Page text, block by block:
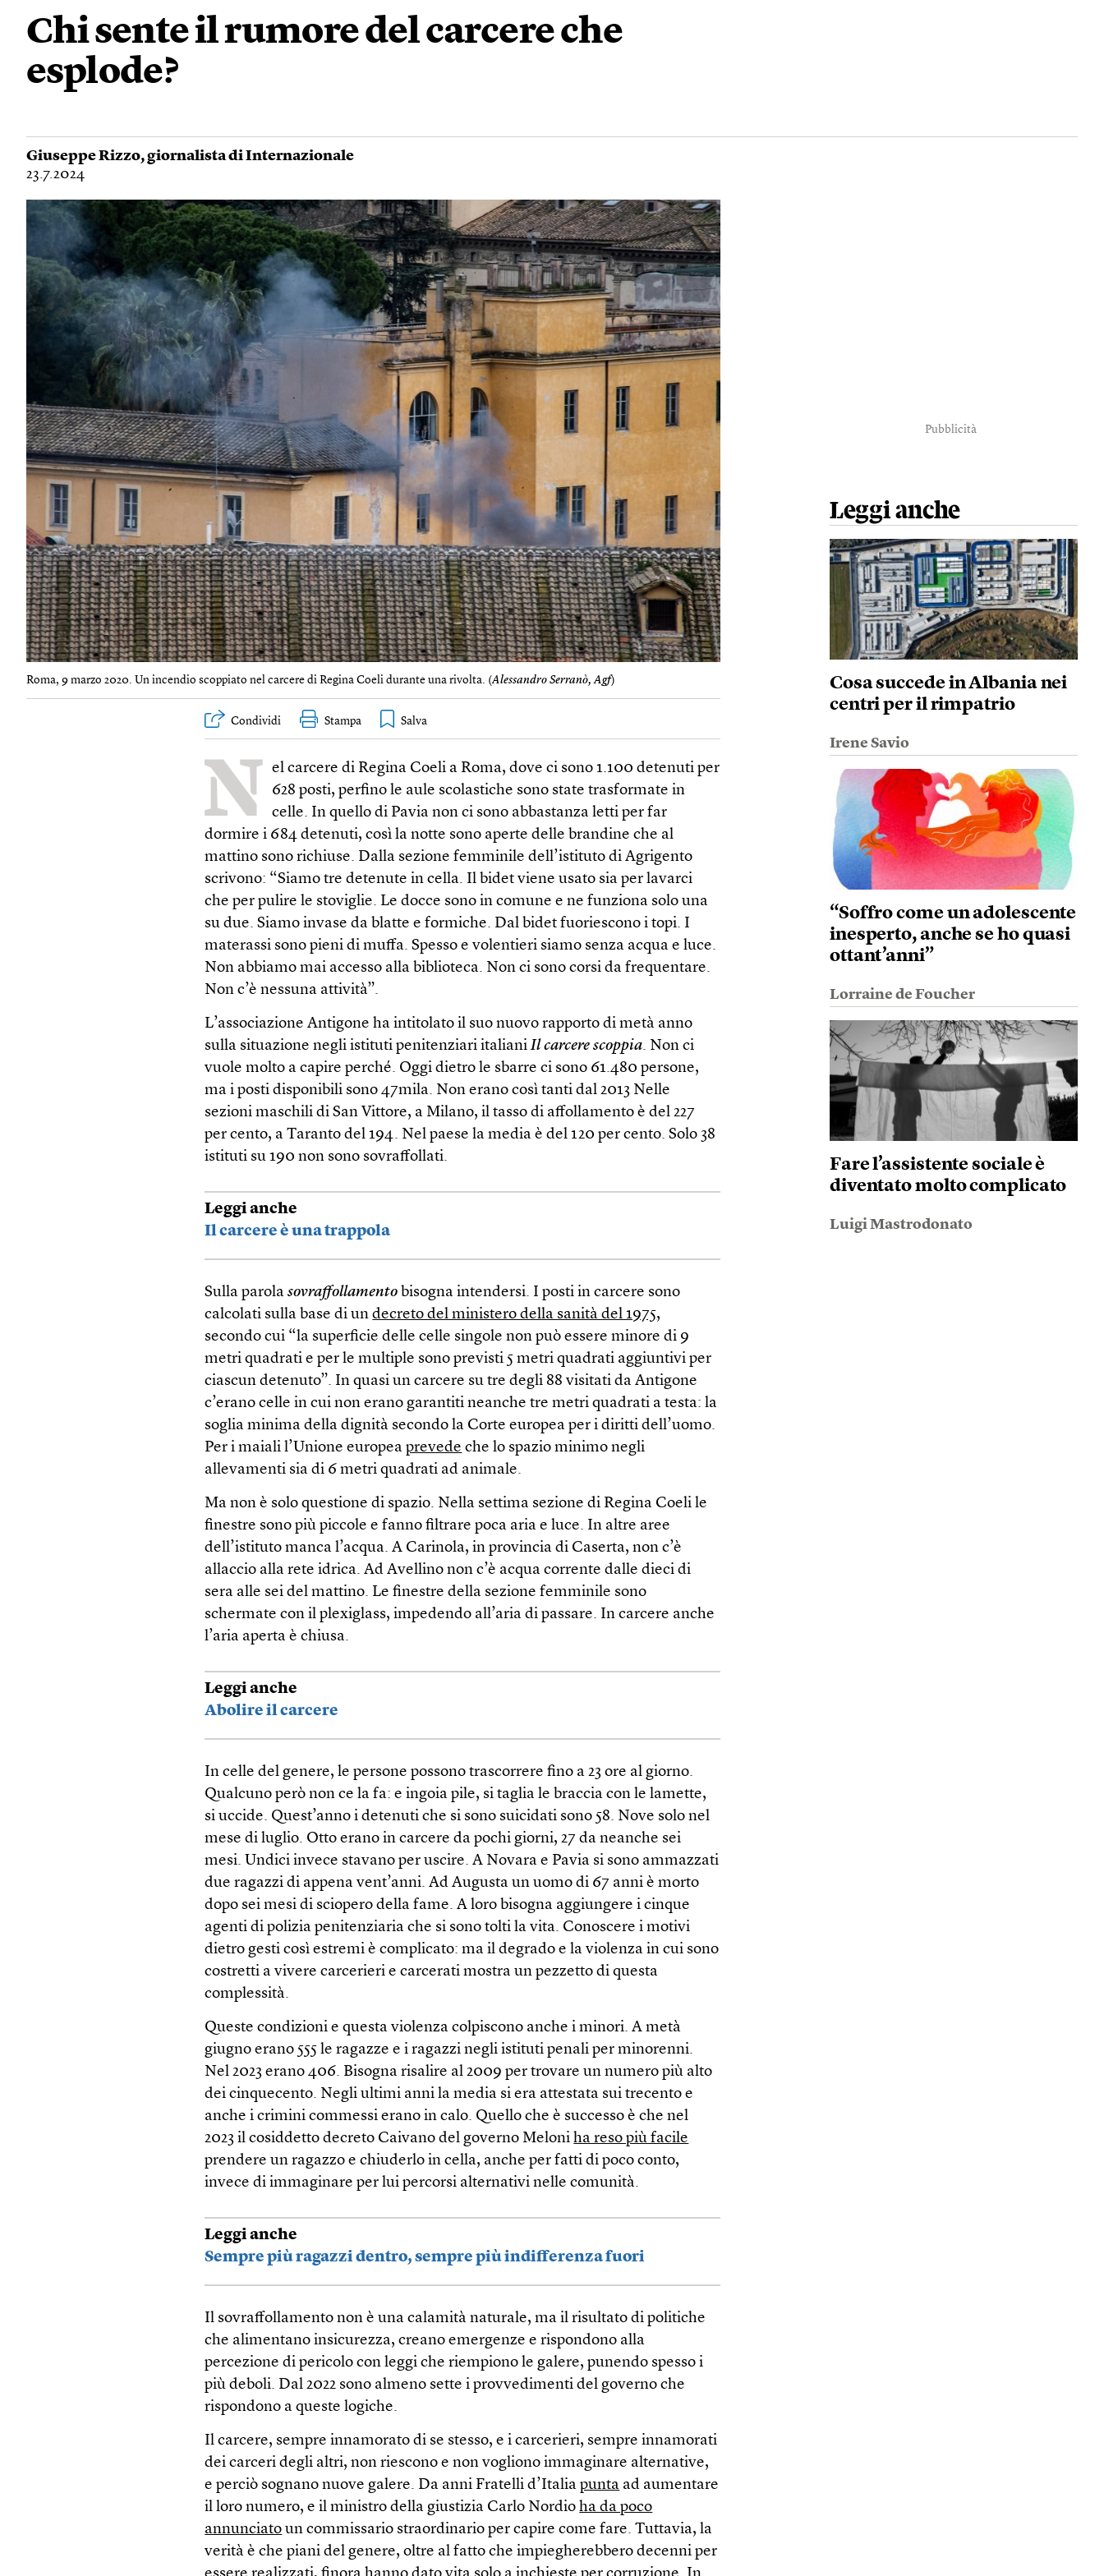
Chi sente il rumore del carcere che
esplode?
Giuseppe Rizzo, giornalista di Internazionale
23.7.2024
Roma, 9 marzo 2020. Un incendio scoppiato nel carcere di Regina Coeli durante una rivolta. (Alessandro Serranò, Agf)
Condividi Stampa
N el carcere di Regina Coeli a Roma, dove ci sono 1.100 detenuti per
628 posti, perfino le aule scolastiche sono state trasformate in
celle. In quello di Pavia non ci sono abbastanza letti per far
dormire i 684 detenuti, così la notte sono aperte delle brandine che al
mattino sono richiuse. Dalla sezione femminile dell’istituto di Agrigento
scrivono: “Siamo tre detenute in cella. Il bidet viene usato sia per lavarci
che per pulire le stoviglie. Le docce sono in comune e ne funziona solo una
su due. Siamo invase da blatte e formiche. Dal bidet fuoriescono i topi. I
materassi sono pieni di muffa. Spesso e volentieri siamo senza acqua e luce.
Non abbiamo mai accesso alla biblioteca. Non ci sono corsi da frequentare.
Non c’è nessuna attività”.
L’associazione Antigone ha intitolato il suo nuovo rapporto di metà anno
sulla situazione negli istituti penitenziari italianiIl carcere scoppia. Non ci
vuole molto a capire perché. Oggi dietro le sbarre ci sono 61.480 persone,
ma i posti disponibili sono 47mila. Non erano così tanti dal 2013 Nelle
sezioni maschili di San Vittore, a Milano, il tasso di affollamento è del 227
per cento, a Taranto del 194. Nel paese la media è del 120 per cento. Solo 38
istituti su 190 non sono sovraffollati.
Leggi anche
Il carcere è una trappola
Sulla parolasovraffollamento bisogna intendersi. I posti in carcere sono
calcolati sulla base di undecreto del ministero della sanità del 1975,
secondo cui “la superficie delle celle singole non può essere minore di 9
metri quadrati e per le multiple sono previsti 5 metri quadrati aggiuntivi per
ciascun detenuto”. In quasi un carcere su tre degli 88 visitati da Antigone
c’erano celle in cui non erano garantiti neanche tre metri quadrati a testa: la
soglia minima della dignità secondo la Corte europea per i diritti dell’uomo.
Per i maiali l’Unione europeaprevede che lo spazio minimo negli
allevamenti sia di 6 metri quadrati ad animale.
Ma non è solo questione di spazio. Nella settima sezione di Regina Coeli le
finestre sono più piccole e fanno filtrare poca aria e luce. In altre aree
dell’istituto manca l’acqua. A Carinola, in provincia di Caserta, non c’è
allaccio alla rete idrica. Ad Avellino non c’è acqua corrente dalle dieci di
sera alle sei del mattino. Le finestre della sezione femminile sono
schermate con il plexiglass, impedendo all’aria di passare. In carcere anche
l’aria aperta è chiusa.
Leggi anche
Abolire il carcere
In celle del genere, le persone possono trascorrere fino a 23 ore al giorno.
Qualcuno però non ce la fa: e ingoia pile, si taglia le braccia con le lamette,
si uccide. Quest’anno i detenuti che si sono suicidati sono 58. Nove solo nel
mese di luglio. Otto erano in carcere da pochi giorni, 27 da neanche sei
mesi. Undici invece stavano per uscire. A Novara e Pavia si sono ammazzati
due ragazzi di appena vent’anni. Ad Augusta un uomo di 67 anni è morto
dopo sei mesi di sciopero della fame. A loro bisogna aggiungere i cinque
agenti di polizia penitenziaria che si sono tolti la vita. Conoscere i motivi
dietro gesti così estremi è complicato: ma il degrado e la violenza in cui sono
costretti a vivere carcerieri e carcerati mostra un pezzetto di questa
complessità.
Queste condizioni e questa violenza colpiscono anche i minori. A metà
giugno erano 555 le ragazze e i ragazzi negli istituti penali per minorenni.
Nel 2023 erano 406. Bisogna risalire al 2009 per trovare un numero più alto
dei cinquecento. Negli ultimi anni la media si era attestata sui trecento e
anche i crimini commessi erano in calo. Quello che è successo è che nel
2023 il cosiddetto decreto Caivano del governo Meloniha reso più facile
prendere un ragazzo e chiuderlo in cella, anche per fatti di poco conto,
invece di immaginare per lui percorsi alternativi nelle comunità.
Leggi anche
Sempre più ragazzi dentro, sempre più indifferenza fuori
Il sovraffollamento non è una calamità naturale, ma il risultato di politiche
che alimentano insicurezza, creano emergenze e rispondono alla
percezione di pericolo con leggi che riempiono le galere, punendo spesso i
più deboli. Dal 2022 sono almeno sette i provvedimenti del governo che
rispondono a queste logiche.
Il carcere, sempre innamorato di se stesso, e i carcerieri, sempre innamorati
dei carceri degli altri, non riescono e non vogliono immaginare alternative,
e perciò sognano nuove galere. Da anni Fratelli d’Italiapunta ad aumentare
il loro numero, e il ministro della giustizia Carlo Nordioha da poco
annunciato un commissario straordinario per capire come fare. Tuttavia, la
verità è che piani del genere, oltre al fatto che impiegherebbero decenni per
Pubblicità
Leggi anche
Cosa succede in Albania nei
centri per il rimpatrio
Irene Savio
“Soffro come un adolescente
inesperto, anche se ho quasi
ottant’anni”
Lorraine de Foucher
Fare l’assistente sociale è
diventato molto complicato
Luigi Mastrodonato